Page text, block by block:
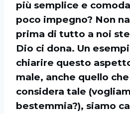
più semplice e
poco impegno? Non
prima di tutto a noi
Dio ci dona. Un
chiarire questo
male, anche quello
considera tale
bestemmia?), siamo